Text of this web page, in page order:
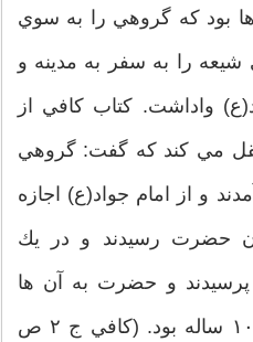
بود كه گروهي را به سوي
را به سفر به مدينه و
واداشت. كتاب كافي از
مي كند كه گفت: گروهي
و از امام جواد(ع) اجازه
حضرت رسيدند و در يك
و حضرت به آن ها
جواب گفت و در آن زمان ١٠ ساله بود. (كافي ج ٢ ص